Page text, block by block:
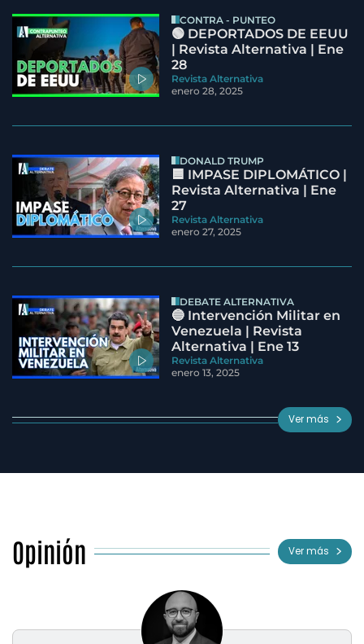
CONTRA - PUNTEO
🟢 DEPORTADOS DE EEUU
| Revista Alternativa | Ene
28
Revista Alternativa
enero 28, 2025
DONALD TRUMP
🟦 IMPASE DIPLOMÁTICO |
Revista Alternativa | Ene
27
Revista Alternativa
enero 27, 2025
DEBATE ALTERNATIVA
🔵 Intervención Militar en
Venezuela | Revista
Alternativa | Ene 13
Revista Alternativa
enero 13, 2025
Ver más
Opinión Ver más